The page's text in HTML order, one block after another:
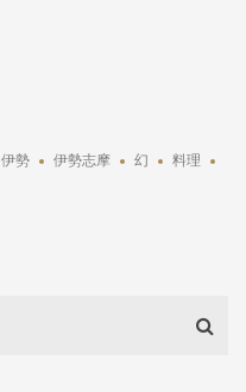
伊勢 伊勢志摩 幻 料理